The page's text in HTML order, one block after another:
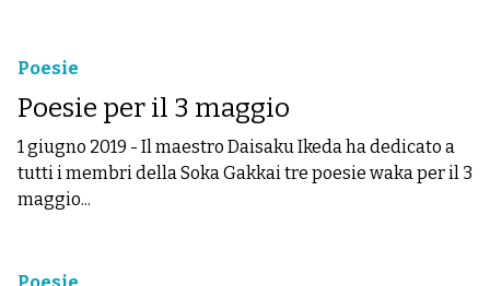
Poesie
Poesie per il 3 maggio
1 giugno 2019 - Il maestro Daisaku Ikeda ha dedicato a
tutti i membri della Soka Gakkai tre poesie waka per il 3
maggio...